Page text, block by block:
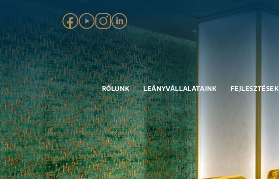
RÓLUNK LEÁNYVÁLLALATAINK FEJLESZTÉSEK